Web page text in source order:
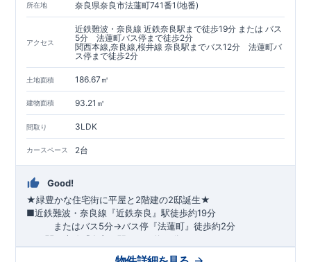
所在地 奈良県奈良市法蓮町741番1(地番)
アクセス
近鉄難波・奈良線 近鉄奈良駅まで徒歩19分 または バス
5分 法蓮町バス停まで徒歩2分
関西本線,奈良線,桜井線 奈良駅までバス12分 法蓮町バ
ス停まで徒歩2分
土地面積 186.67㎡
建物面積 93.21㎡
間取り 3LDK
カースペース 2台
Good!
★緑豊かな住宅街に平屋と2階建の2邸誕生★
■近鉄難波・奈良線『近鉄奈良』駅徒歩約19分
またはバス5分→バス停『法蓮町』徒歩約2分
JR関西本線『奈良』駅
バス約12分